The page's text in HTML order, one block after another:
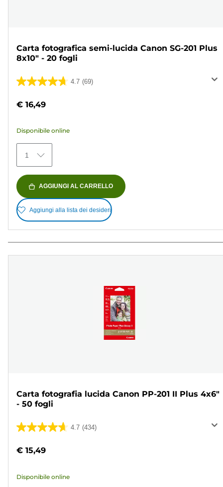
Carta fotografica semi-lucida Canon SG-201 Plus
8x10" - 20 fogli
4.7 (69)
4.7
5
69
recensioni
€ 16,49
Disponibile online
1
AGGIUNGI AL CARRELLO
Aggiungi alla lista dei desideri
Carta fotografia lucida Canon PP-201 II Plus 4x6"
- 50 fogli
4.7 (434)
4.7
5
434
€ 15,49
Disponibile online